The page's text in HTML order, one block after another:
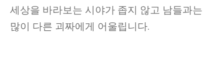
세상을 바라보는 시야가 좁지 않고 남들과는
많이 다른 괴짜에게 어울립니다.